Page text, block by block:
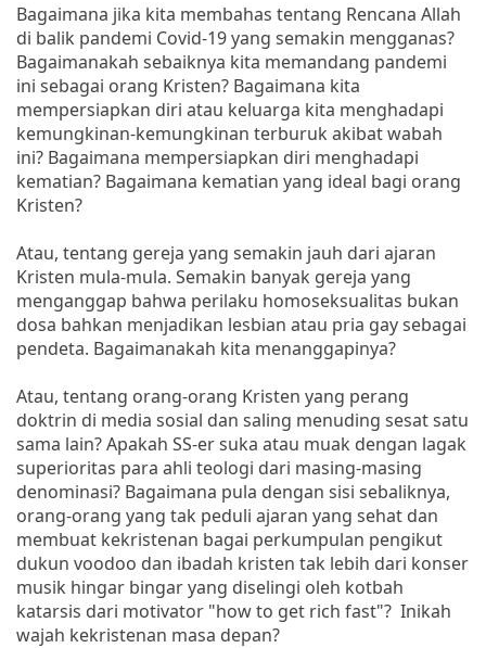
Bagaimana jika kita membahas tentang Rencana Allah
di balik pandemi Covid-19 yang semakin mengganas?
Bagaimanakah sebaiknya kita memandang pandemi
ini sebagai orang Kristen? Bagaimana kita
mempersiapkan diri atau keluarga kita menghadapi
kemungkinan-kemungkinan terburuk akibat wabah
ini? Bagaimana mempersiapkan diri menghadapi
kematian? Bagaimana kematian yang ideal bagi orang
Kristen?
Atau, tentang gereja yang semakin jauh dari ajaran
Kristen mula-mula. Semakin banyak gereja yang
menganggap bahwa perilaku homoseksualitas bukan
dosa bahkan menjadikan lesbian atau pria gay sebagai
pendeta. Bagaimanakah kita menanggapinya?
Atau, tentang orang-orang Kristen yang perang
doktrin di media sosial dan saling menuding sesat satu
sama lain? Apakah SS-er suka atau muak dengan lagak
superioritas para ahli teologi dari masing-masing
denominasi? Bagaimana pula dengan sisi sebaliknya,
orang-orang yang tak peduli ajaran yang sehat dan
membuat kekristenan bagai perkumpulan pengikut
dukun voodoo dan ibadah kristen tak lebih dari konser
musik hingar bingar yang diselingi oleh kotbah
katarsis dari motivator "how to get rich fast"? Inikah
wajah kekristenan masa depan?